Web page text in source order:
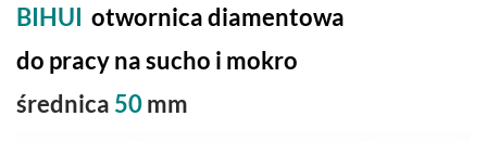
BIHUI otwornica diamentowa
do pracy na sucho i mokro
średnica 50mm